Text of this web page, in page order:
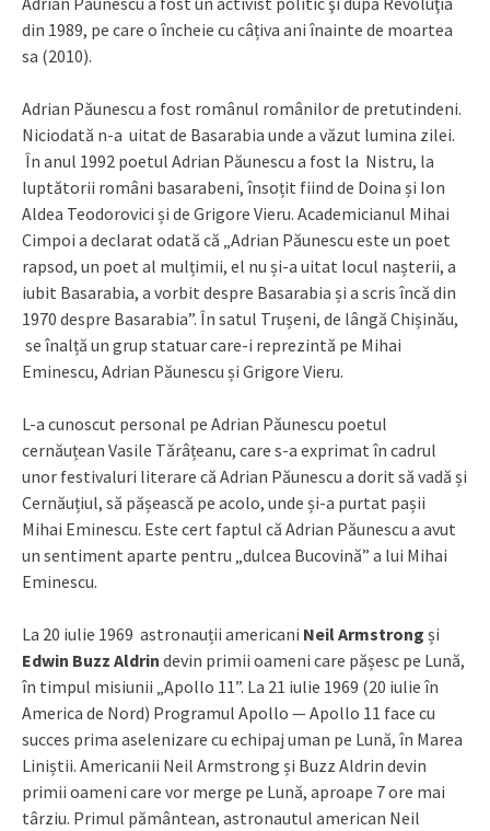
din 1989, pe care o încheie cu câțiva ani înainte de moartea
sa (2010).
Adrian Păunescu a fost românul românilor de pretutindeni.
Niciodată n-a uitat de Basarabia unde a văzut lumina zilei.
În anul 1992 poetul Adrian Păunescu a fost la Nistru, la
luptătorii români basarabeni, însoțit fiind de Doina și Ion
Aldea Teodorovici și de Grigore Vieru. Academicianul Mihai
Cimpoi a declarat odată că „Adrian Păunescu este un poet
rapsod, un poet al mulțimii, el nu și-a uitat locul nașterii, a
iubit Basarabia, a vorbit despre Basarabia și a scris încă din
1970 despre Basarabia”. În satul Trușeni, de lângă Chișinău,
se înalță un grup statuar care-i reprezintă pe Mihai
Eminescu, Adrian Păunescu și Grigore Vieru.
L-a cunoscut personal pe Adrian Păunescu poetul
cernăuțean Vasile Tărâțeanu, care s-a exprimat în cadrul
unor festivaluri literare că Adrian Păunescu a dorit să vadă și
Cernăuțiul, să pășească pe acolo, unde și-a purtat pașii
Mihai Eminescu. Este cert faptul că Adrian Păunescu a avut
un sentiment aparte pentru „dulcea Bucovină” a lui Mihai
Eminescu.
La 20 iulie 1969 astronauții americani Neil Armstrong și
Edwin Buzz Aldrin devin primii oameni care pășesc pe Lună,
în timpul misiunii „Apollo 11”. La 21 iulie 1969 (20 iulie în
America de Nord) Programul Apollo — Apollo 11 face cu
succes prima aselenizare cu echipaj uman pe Lună, în Marea
Liniștii. Americanii Neil Armstrong și Buzz Aldrin devin
primii oameni care vor merge pe Lună, aproape 7 ore mai
târziu. Primul pământean, astronautul american Neil